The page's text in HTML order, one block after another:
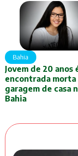
Bahia
Jovem de 20 anos
encontrada morta
garagem de casa
Bahia